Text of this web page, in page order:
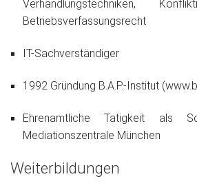
Verhandlungstechniken,
Betriebsverfassungsrecht
IT-Sachverständiger
1992 Gründung B.A.P.-Institut
Ehrenamtliche Tätigkeit als
Mediationszentrale München
Weiterbildungen